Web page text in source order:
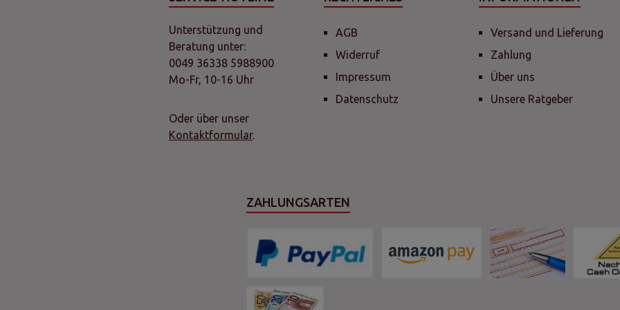
Unterstützung und
Beratung unter:
0049 36338 5988900
Mo-Fr, 10-16 Uhr
Oder über unser
Kontaktformular.
AGB
Widerruf
Impressum
Datenschutz
Versand und Lieferung
Zahlung
Über uns
Unsere Ratgeber
ZAHLUNGSARTEN